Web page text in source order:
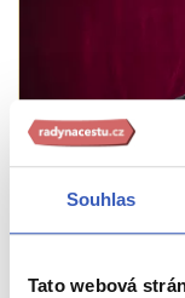
Souhlas
Tato webová
Oblíbená
Tango:
tipy pro
5567 přečtení